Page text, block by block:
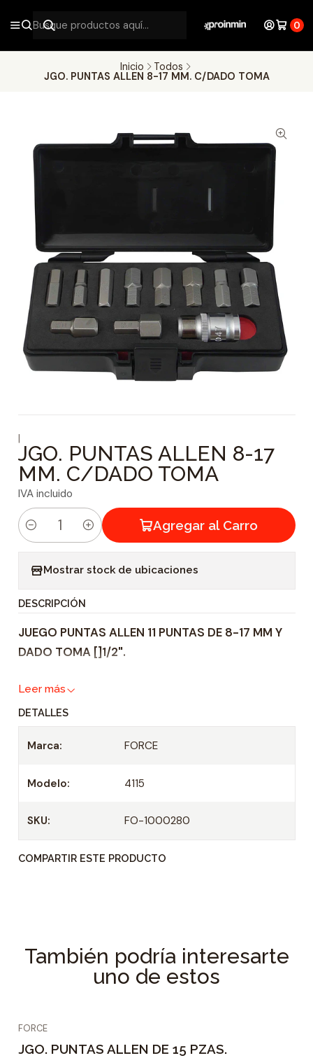
0
Inicio
Todos
JGO. PUNTAS ALLEN 8-17 MM. C/DADO TOMA
|
JGO. PUNTAS ALLEN 8-17
MM. C/DADO TOMA
IVA incluido
C
i
d
a
Agregar al Carro
Mostrar stock de ubicaciones
DESCRIPCIÓN
JUEGO PUNTAS ALLEN 11 PUNTAS DE 8-17 MM Y
DADO TOMA []1/2".
Leer más
DETALLES
Marca: FORCE
Modelo: 4115
SKU: FO-1000280
COMPARTIR ESTE PRODUCTO
También podría interesarte
uno de estos
FORCE
JGO. PUNTAS ALLEN DE 15 PZAS.